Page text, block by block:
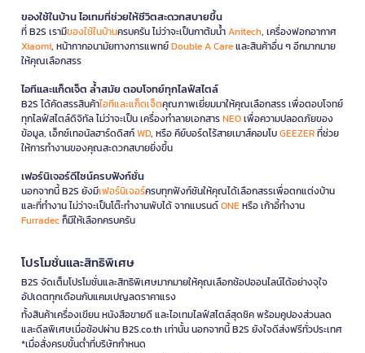
ของใช้ในบ้าน ไอเทมที่ช่วยให้ชีวิตสะดวกสบายขึ้น
ที่ B2S เรามีของใช้ในบ้านครบครัน ไม่ว่าจะเป็นกาต้มน้ำAnitech, เครื่องฟอกอากาศ
Xiaomi, หน้ากากอนามัยทางการแพทย์Double A Careและสินค้าอื่น ๆ อีกมากมาย
ให้คุณเลือกสรร
ไอทีและแก็ดเจ็ต ล้ำสมัย ตอบโจทย์ทุกไลฟ์สไตล์
B2S ได้คัดสรรสินค้าไอทีและแก็ดเจ็ตคุณภาพเยี่ยมมาให้คุณเลือกสรร เพื่อตอบโจทย์
ทุกไลฟ์สไตล์ดิจิทัล ไม่ว่าจะเป็น เครื่องทำลายเอกสารNEOเพื่อความปลอดภัยของ
ข้อมูล, เอ็กซ์เทอนัลฮาร์ดดิสก์WD, หรือ คีย์บอร์ดไร้สายเมาส์คอมโบGEEZERที่ช่วย
ให้การทำงานของคุณสะดวกสบายยิ่งขึ้น
เฟอร์นิเจอร์ดีไซน์ครบฟังก์ชั่น
นอกจากนี้ B2S ยังมีเฟอร์นิเจอร์ครบทุกฟังก์ชันให้คุณได้เลือกสรรเพื่อตกแต่งบ้าน
และที่ทำงาน ไม่ว่าจะเป็นโต๊ะทำงานพับได้ จากแบรนด์ONEหรือ เก้าอี้ทำงาน
Furradecก็มีให้เลือกครบครัน
โปรโมชั่นและสิทธิพิเศษ
B2S จัดเต็มโปรโมชั่นและสิทธิพิเศษมากมายให้คุณเลือกช้อปออนไลน์ได้อย่างจุใจ
อัปเดตทุกเดือนกับแคมเปญลดราคาแรง
ทั้งสินค้าเครื่องเขียน หนังสือขายดี และไอเทมไลฟ์สไตล์สุดชิค พร้อมคูปองส่วนลด
และดีลพิเศษเมื่อช้อปผ่าน B2S.co.th เท่านั้น นอกจากนี้ B2S ยังใจดีส่งฟรีทั่วประเทศ
*เมื่อสั่งครบขั้นต่ำที่บริษัทกำหนด